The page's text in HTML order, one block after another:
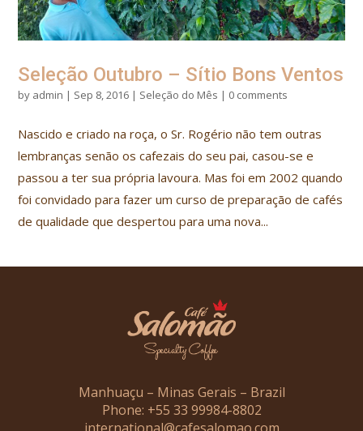
Seleção Outubro – Sítio Bons Ventos
by admin | Sep 8, 2016 | Seleção do Mês | 0 comments
Nascido e criado na roça, o Sr. Rogério não tem outras
lembranças senão os cafezais do seu pai, casou-se e
passou a ter sua própria lavoura. Mas foi em 2002 quando
foi convidado para fazer um curso de preparação de cafés
de qualidade que despertou para uma nova...
Manhuaçu – Minas Gerais – Brazil
Phone: +55 33 99984-8802